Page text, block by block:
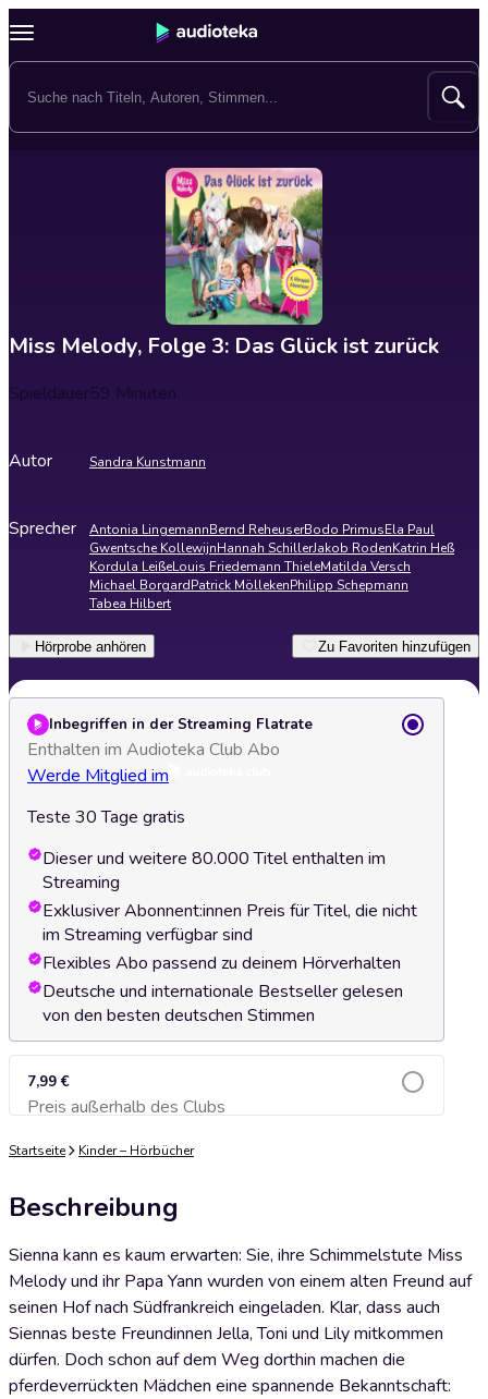
Miss Melody, Folge 3: Das Glück ist zurück
Spieldauer59 Minuten
Autor Sandra Kunstmann
Sprecher Antonia LingemannBernd ReheuserBodo PrimusEla Paul
Gwentsche KollewijnHannah SchillerJakob RodenKatrin Heß
Kordula LeißeLouis Friedemann ThieleMatilda Versch
Michael BorgardPatrick MöllekenPhilipp Schepmann
Tabea Hilbert
Hörprobe anhören Zu Favoriten hinzufügen
Inbegriffen in der Streaming Flatrate
Enthalten im Audioteka Club Abo
Werde Mitglied im
Teste 30 Tage gratis
Dieser und weitere 80.000 Titel enthalten im
Streaming
Exklusiver Abonnent:innen Preis für Titel, die nicht
im Streaming verfügbar sind
Flexibles Abo passend zu deinem Hörverhalten
Deutsche und internationale Bestseller gelesen
von den besten deutschen Stimmen
7,99 €
Preis außerhalb des ClubsZum Warenkorb hinzufügen
Startseite Kinder – Hörbücher
Beschreibung
Sienna kann es kaum erwarten: Sie, ihre Schimmelstute Miss
Melody und ihr Papa Yann wurden von einem alten Freund auf
seinen Hof nach Südfrankreich eingeladen. Klar, dass auch
Siennas beste Freundinnen Jella, Toni und Lily mitkommen
dürfen. Doch schon auf dem Weg dorthin machen die
pferdeverrückten Mädchen eine spannende Bekanntschaft: